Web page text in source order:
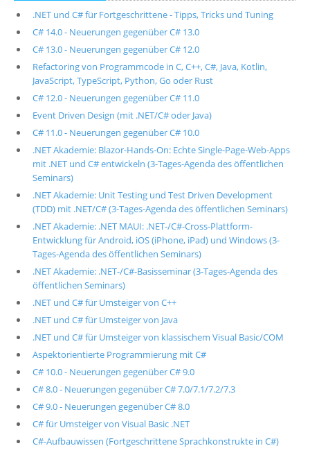
.NET und C# für Fortgeschrittene - Tipps, Tricks und Tuning
C# 14.0 - Neuerungen gegenüber C# 13.0
C# 13.0 - Neuerungen gegenüber C# 12.0
Refactoring von Programmcode in C, C++, C#, Java, Kotlin,
JavaScript, TypeScript, Python, Go oder Rust
C# 12.0 - Neuerungen gegenüber C# 11.0
Event Driven Design (mit .NET/C# oder Java)
C# 11.0 - Neuerungen gegenüber C# 10.0
.NET Akademie: Blazor-Hands-On: Echte Single-Page-Web-Apps
mit .NET und C# entwickeln (3-Tages-Agenda des öffentlichen
Seminars)
.NET Akademie: Unit Testing und Test Driven Development
(TDD) mit .NET/C# (3-Tages-Agenda des öffentlichen Seminars)
.NET Akademie: .NET MAUI: .NET-/C#-Cross-Plattform-
Entwicklung für Android, iOS (iPhone, iPad) und Windows (3-
Tages-Agenda des öffentlichen Seminars)
.NET Akademie: .NET-/C#-Basisseminar (3-Tages-Agenda des
öffentlichen Seminars)
.NET und C# für Umsteiger von C++
.NET und C# für Umsteiger von Java
.NET und C# für Umsteiger von klassischem Visual Basic/COM
Aspektorientierte Programmierung mit C#
C# 10.0 - Neuerungen gegenüber C# 9.0
C# 8.0 - Neuerungen gegenüber C# 7.0/7.1/7.2/7.3
C# 9.0 - Neuerungen gegenüber C# 8.0
C# für Umsteiger von Visual Basic .NET
C#-Aufbauwissen (Fortgeschrittene Sprachkonstrukte in C#)